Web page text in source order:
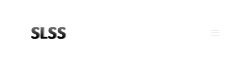
springen